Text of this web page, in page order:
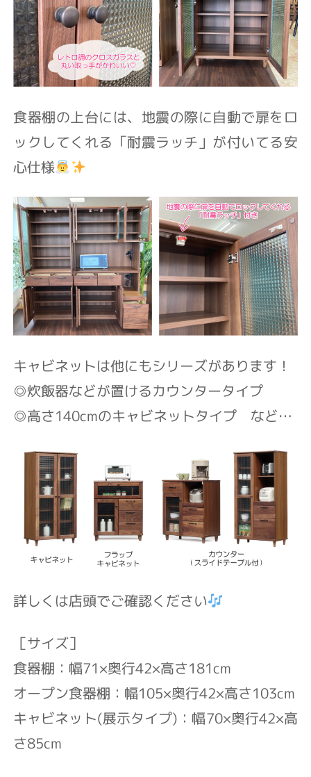
食器棚の上台には、 地震の際に自動で扉をロ
ックしてくれる 「耐震ラッチ」が付いてる安
心仕様
キャビネットは他にもシリーズがあります！
◎炊飯器などが置けるカウンタータイプ
◎高さ140cmのキャビネットタイプ など…
詳しくは店頭でご確認ください
［サイズ］
食器棚：幅71×奥行42×高さ181cm
オープン食器棚：幅105×奥行42×高さ103cm
キャビネット(展示タイプ)：幅70×奥行42×高
さ85cm